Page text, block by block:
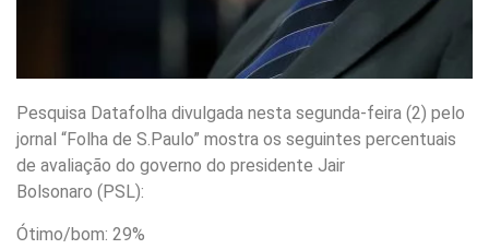
Pesquisa Datafolha divulgada nesta segunda-feira (2) pelo
jornal “Folha de S.Paulo” mostra os seguintes percentuais
de avaliação do governo do presidente Jair
Bolsonaro (PSL):
Ótimo/bom: 29%